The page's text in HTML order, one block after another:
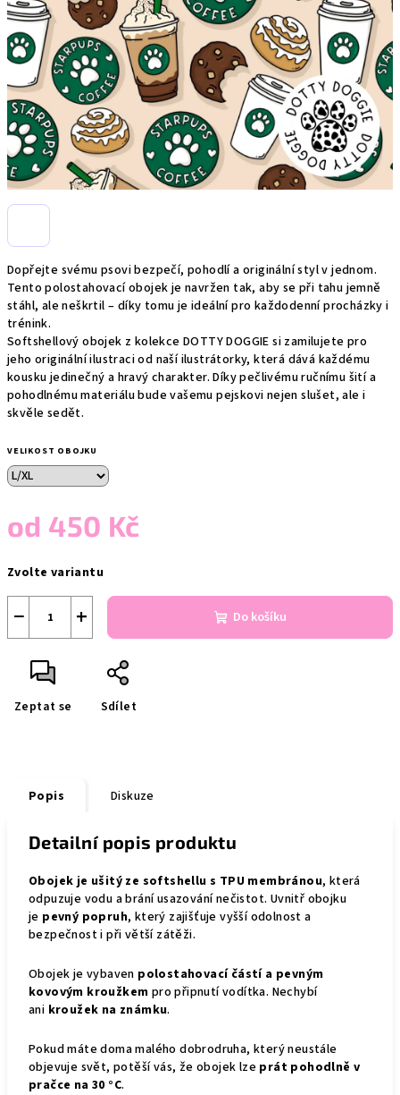
Dopřejte svému psovi bezpečí, pohodlí a originální styl v jednom.
Tento polostahovací obojek je navržen tak, aby se při tahu jemně
stáhl, ale neškrtil – díky tomu je ideální pro každodenní procházky i
trénink.
Softshellový obojek z kolekce DOTTY DOGGIE si zamilujete pro
jeho originální ilustraci od naší ilustrátorky, která dává každému
kousku jedinečný a hravý charakter. Díky pečlivému ručnímu šití a
pohodlnému materiálu bude vašemu pejskovi nejen slušet, ale i
skvěle sedět.
VELIKOST OBOJKU
od 450 Kč
cena:
Zvolte variantu
+
− Do košíku
Zeptat se Sdílet
Popis Diskuze
Detailní popis produktu
Obojek je ušitý ze softshellu s TPU membránou, která
odpuzuje vodu a brání usazování nečistot. Uvnitř obojku
je pevný popruh, který zajišťuje vyšší odolnost a
bezpečnost i při větší zátěži.
Obojek je vybaven polostahovací částí a pevným
kovovým kroužkem pro připnutí vodítka. Nechybí
ani kroužek na známku.
Pokud máte doma malého dobrodruha, který neustále
objevuje svět, potěší vás, že obojek lze prát pohodlně v
pračce na 30 °C.